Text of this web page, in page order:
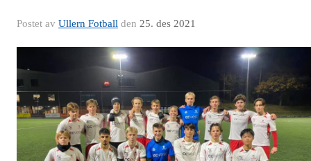
Postet av Ullern Fotball den 25. des 2021